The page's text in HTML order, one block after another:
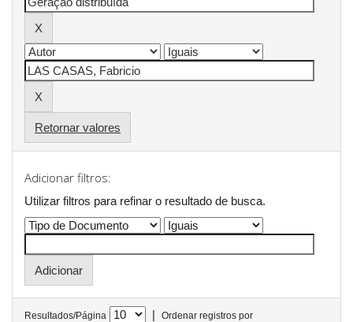
Retornar valores
Adicionar filtros:
Utilizar filtros para refinar o resultado de busca.
Resultados/Página |
Ordenar registros por